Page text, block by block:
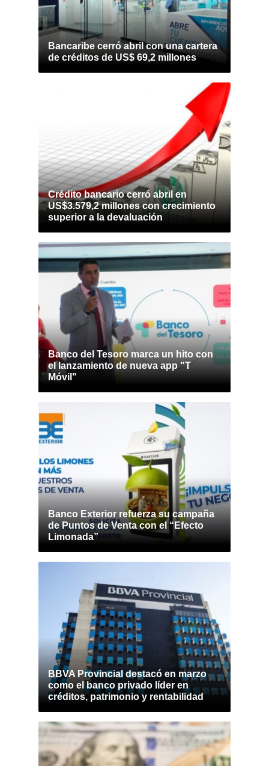
Bancaribe cerró abril con una cartera
de créditos de US$ 69,2 millones
Crédito bancario cerró abril en
US$3.579,2 millones con crecimiento
superior a la devaluación
Banco del Tesoro marca un hito con
el lanzamiento de nueva app "T
Móvil"
Banco Exterior refuerza su campaña
de Puntos de Venta con el “Efecto
Limonada”
BBVA Provincial destacó en marzo
como el banco privado líder en
créditos, patrimonio y rentabilidad